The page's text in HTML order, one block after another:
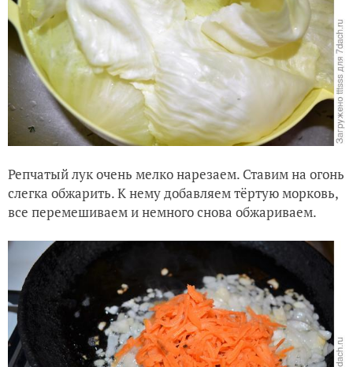
Репчатый лук очень мелко нарезаем. Ставим на огонь
слегка обжарить. К нему добавляем тёртую морковь,
все перемешиваем и немного снова обжариваем.